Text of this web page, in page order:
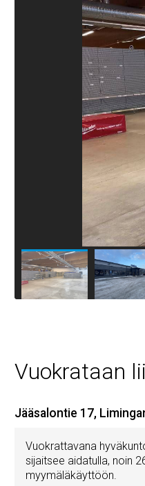
Vuokrataan
Jääsalontie 17,
Vuokrattavana
sijaitsee aidatulla, noin
myymäläkäyttöön.